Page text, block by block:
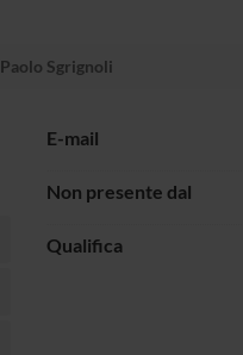
Paolo Sgrignoli
E-mail
Non presente dal
Qualifica